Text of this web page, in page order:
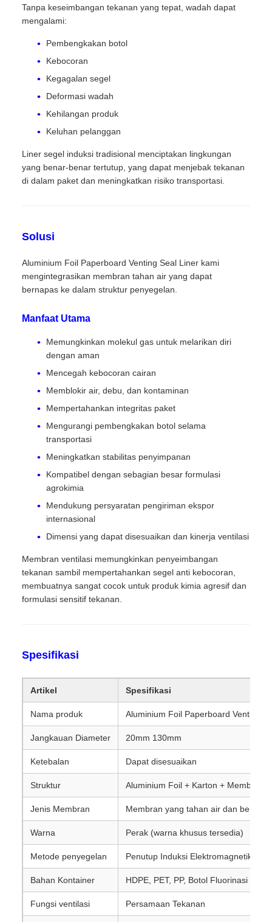
Tanpa keseimbangan tekanan yang tepat, wadah dapat
mengalami:
Pembengkakan botol
Kebocoran
Kegagalan segel
Deformasi wadah
Kehilangan produk
Keluhan pelanggan
Liner segel induksi tradisional menciptakan lingkungan
yang benar-benar tertutup, yang dapat menjebak tekanan
di dalam paket dan meningkatkan risiko transportasi.
Solusi
Aluminium Foil Paperboard Venting Seal Liner kami
mengintegrasikan membran tahan air yang dapat
bernapas ke dalam struktur penyegelan.
Manfaat Utama
Memungkinkan molekul gas untuk melarikan diri
dengan aman
Mencegah kebocoran cairan
Memblokir air, debu, dan kontaminan
Mempertahankan integritas paket
Mengurangi pembengkakan botol selama
transportasi
Meningkatkan stabilitas penyimpanan
Kompatibel dengan sebagian besar formulasi
agrokimia
Mendukung persyaratan pengiriman ekspor
internasional
Dimensi yang dapat disesuaikan dan kinerja ventilasi
Membran ventilasi memungkinkan penyeimbangan
tekanan sambil mempertahankan segel anti kebocoran,
membuatnya sangat cocok untuk produk kimia agresif dan
formulasi sensitif tekanan.
Spesifikasi
Artikel Spesifikasi
Nama produk Aluminium Foil Paperboard Venting
Jangkauan Diameter 20mm 130mm
Ketebalan Dapat disesuaikan
Struktur Aluminium Foil + Karton + Membran
Jenis Membran Membran yang tahan air dan
Warna Perak (warna khusus tersedia)
Metode penyegelan Penutup Induksi Elektromagnetik
Bahan Kontainer HDPE, PET, PP, Botol Fluorinasi
Fungsi ventilasi Persamaan Tekanan